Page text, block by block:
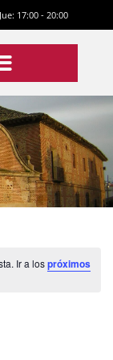
17:00 - 20:00
Ir a lospróximos